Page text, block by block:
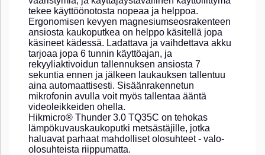
tekee käyttöönotosta nopeaa ja helppoa.
Ergonomisen kevyen magnesiumseosrakenteen
ansiosta kaukoputkea on helppo käsitellä jopa
käsineet kädessä. Ladattava ja vaihdettava akku
tarjoaa jopa 6 tunnin käyttöajan, ja
rekyyliaktivoidun tallennuksen ansiosta 7
sekuntia ennen ja jälkeen laukauksen tallentuu
aina automaattisesti. Sisäänrakennetun
mikrofonin avulla voit myös tallentaa ääntä
videoleikkeiden ohella.
Hikmicro® Thunder 3.0 TQ35C on tehokas
lämpökuvauskaukoputki metsästäjille, jotka
haluavat parhaat mahdolliset olosuhteet - valo-
olosuhteista riippumatta.